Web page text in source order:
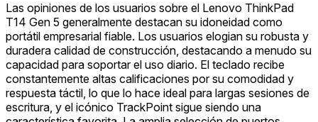
Las opiniones de los usuarios sobre el Lenovo ThinkPad
T14 Gen 5 generalmente destacan su idoneidad como
portátil empresarial fiable. Los usuarios elogian su robusta y
duradera calidad de construcción, destacando a menudo su
capacidad para soportar el uso diario. El teclado recibe
constantemente altas calificaciones por su comodidad y
respuesta táctil, lo que lo hace ideal para largas sesiones de
escritura, y el icónico TrackPoint sigue siendo una